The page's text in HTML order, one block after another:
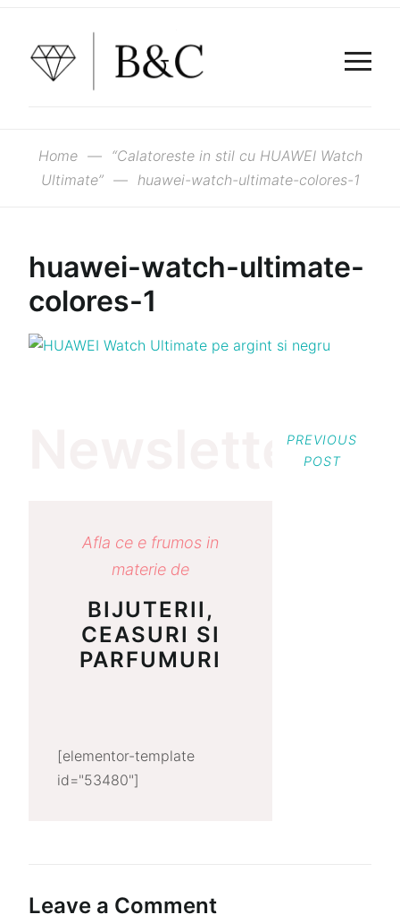
Home —
“Calatoreste in stil cu HUAWEI Watch
Ultimate” — huawei-watch-ultimate-colores-1
huawei-watch-ultimate-
colores-1
Afla ce e frumos in
materie de
BIJUTERII,
CEASURI SI
PARFUMURI
[elementor-template
id="53480"]
NewsletterPREVIOUS
POST
Leave a Comment